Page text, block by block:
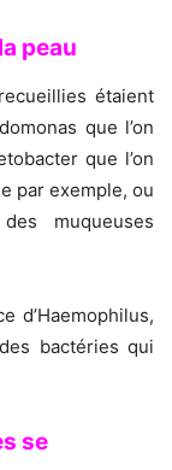
peau
étaient
que l’on
que l’on
par exemple, ou
muqueuses
d’Haemophilus,
bactéries qui
se